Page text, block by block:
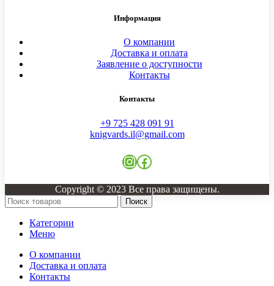
Информация
О компании
Доставка и оплата
Заявление о доступности
Контакты
Контакты
+9 725 428 091 91
knigvards.il@gmail.com
Instagram
Facebook
Copyright © 2023 Все права защищены.
Поиск
Категории
Меню
О компании
Доставка и оплата
Контакты